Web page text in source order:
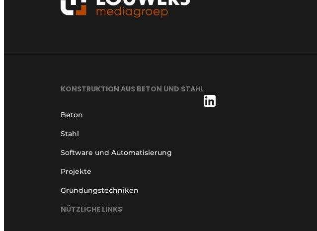
KONSTRUKTION AUS BETON UND STAHL
Beton
Stahl
Software und Automatisierung
Projekte
Gründungstechniken
NÜTZLICHE LINKS